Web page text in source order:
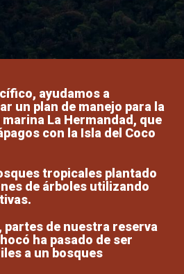
ayudamos a
un plan de manejo para la
La Hermandad, que
con la Isla del Coco
tropicales plantado
de árboles utilizando
partes de nuestra reserva
ha pasado de ser
a un bosques